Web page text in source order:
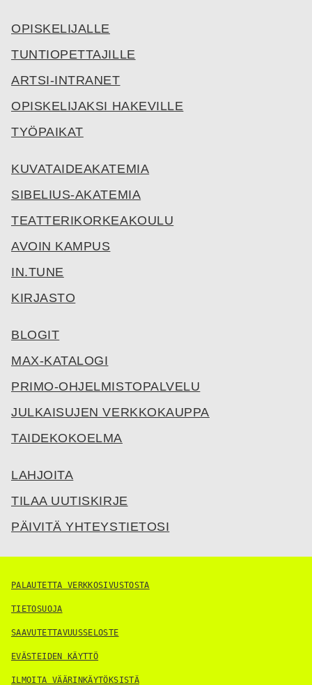
OPISKELIJALLE
TUNTIOPETTAJILLE
ARTSI-INTRANET
OPISKELIJAKSI HAKEVILLE
TYÖPAIKAT
KUVATAIDEAKATEMIA
SIBELIUS-AKATEMIA
TEATTERIKORKEAKOULU
AVOIN KAMPUS
IN.TUNE
KIRJASTO
BLOGIT
MAX-KATALOGI
PRIMO-OHJELMISTOPALVELU
JULKAISUJEN VERKKOKAUPPA
TAIDEKOKOELMA
LAHJOITA
TILAA UUTISKIRJE
PÄIVITÄ YHTEYSTIETOSI
PALAUTETTA VERKKOSIVUSTOSTA
TIETOSUOJA
SAAVUTETTAVUUSSELOSTE
EVÄSTEIDEN KÄYTTÖ
ILMOITA VÄÄRINKÄYTÖKSISTÄ